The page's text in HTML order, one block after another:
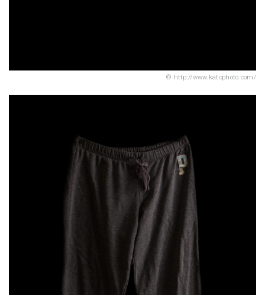
http://www.katcphoto.com/